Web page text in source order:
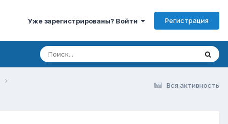
Уже зарегистрированы? Войти Регистрация
Вся активность